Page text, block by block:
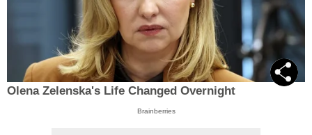
Olena Zelenska's Life Changed Overnight
Brainberries